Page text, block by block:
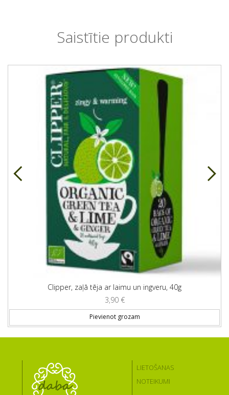
Saistītie produkti
Clipper, zaļā tēja ar laimu un ingveru, 40g
3,90 €
Pievienot grozam
LIETOŠANAS
NOTEIKUMI